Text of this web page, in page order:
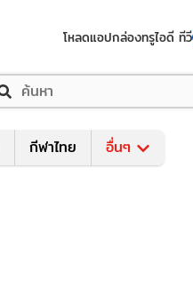
โหลดแอปกล่องทรูไอดี ทีวี
กีฬาไทย อื่นๆ